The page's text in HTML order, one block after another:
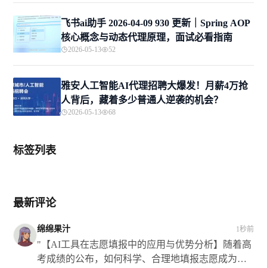
飞书ai助手 2026-04-09 930 更新｜Spring AOP
核心概念与动态代理原理，面试必看指南
2026-05-13 52
雅安人工智能AI代理招聘大爆发！月薪4万抢
人背后，藏着多少普通人逆袭的机会？
2026-05-13 68
标签列表
最新评论
绵绵果汁 1秒前
"【AI工具在志愿填报中的应用与优势分析】随着高
考成绩的公布，如何科学、合理地填报志愿成为考